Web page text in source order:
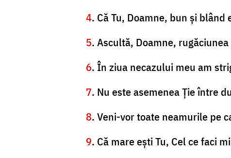
4. Că Tu, Doamne, bun şi
5. Ascultă, Doamne,
6. În ziua necazului meu am
7. Nu este asemenea Ție între
8. Veni-vor toate neamurile pe
9. Că mare eşti Tu, Cel ce faci